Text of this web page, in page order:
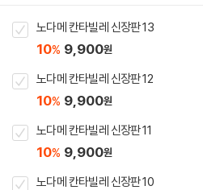
노다메 칸타빌레 신장판 13
10% 9,900원
노다메 칸타빌레 신장판 12
10% 9,900원
노다메 칸타빌레 신장판 11
10% 9,900원
노다메 칸타빌레 신장판 10